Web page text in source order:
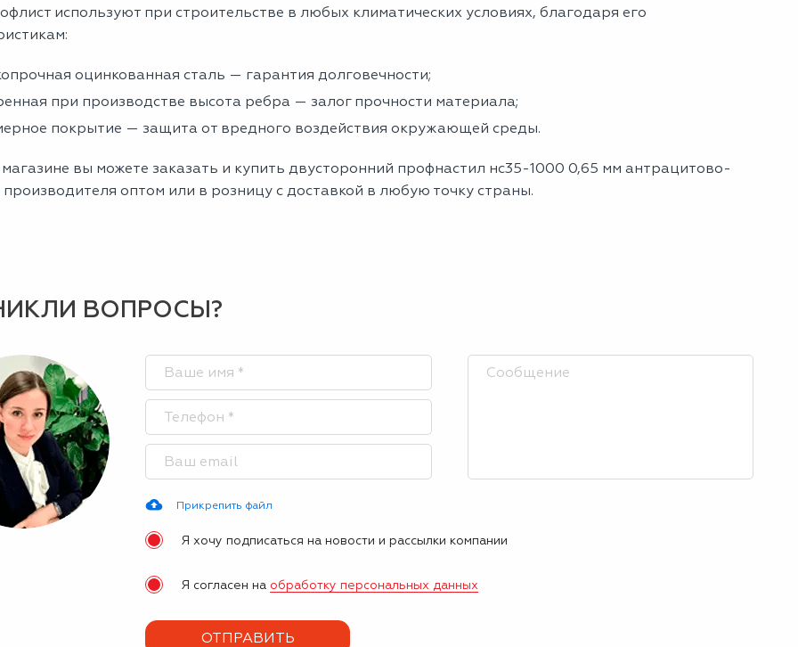
используют при строительстве в любых климатических условиях, благодаря его
оцинкованная сталь — гарантия долговечности;
при производстве высота ребра — залог прочности материала;
покрытие — защита от вредного воздействия окружающей среды.
вы можете заказать и купить двусторонний профнастил нс35-1000 0,65 мм антрацитово-
производителя оптом или в розницу с доставкой в любую точку страны.
ВОПРОСЫ?
Прикрепить файл
Я хочу подписаться на новости и рассылки компании
Я согласен на обработку персональных данных